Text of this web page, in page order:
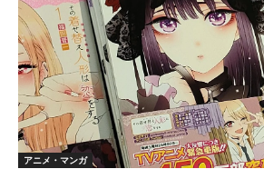
アニメ・マンガ